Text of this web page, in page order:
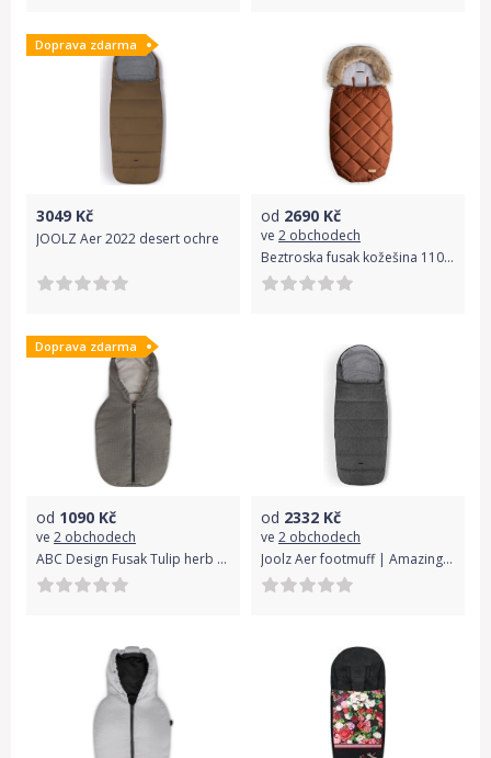
Doprava zdarma
3049 Kč
JOOLZ Aer 2022 desert ochre
od 2690 Kč
ve 2 obchodech
Beztroska fusak kožešina 110 cm Cinnamon
Doprava zdarma
od 1090 Kč
ve 2 obchodech
ABC Design Fusak Tulip herb Diamond 2022
od 2332 Kč
ve 2 obchodech
Joolz Aer footmuff | Amazing anthracite